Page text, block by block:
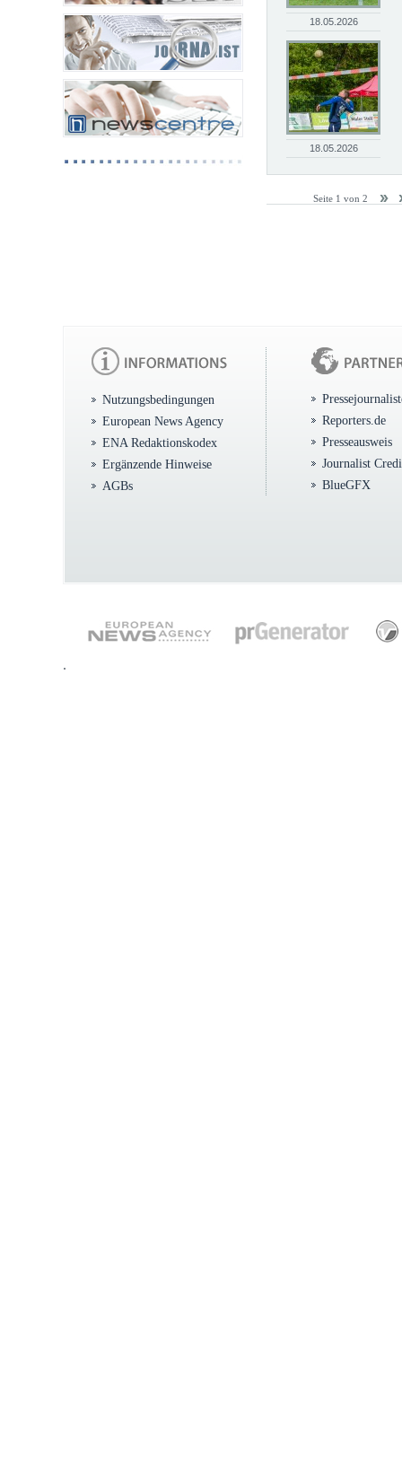
18.05.2026
18.05.2026
Seite 1 von 2
Nutzungsbedingungen
European News Agency
ENA Redaktionskodex
Ergänzende Hinweise
AGBs
Reporters.de
Presseausweis
Journalist
BlueGFX
.